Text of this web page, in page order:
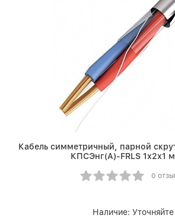
Кабель симметричный, парной
КПСЭнг(A)-FRLS 1х2х1
0
Наличие: Уточняйте